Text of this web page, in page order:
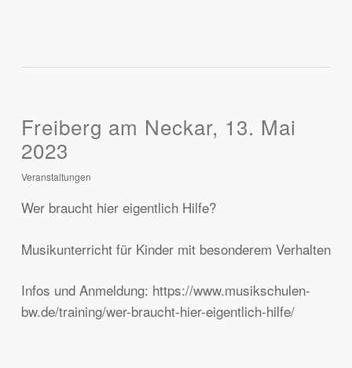
Freiberg am Neckar, 13. Mai
2023
Veranstaltungen
Wer braucht hier eigentlich Hilfe?
Musikunterricht für Kinder mit besonderem Verhalten
Infos und Anmeldung: https://www.musikschulen-
bw.de/training/wer-braucht-hier-eigentlich-hilfe/